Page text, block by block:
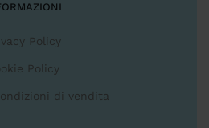
Policy
Policy
di vendita